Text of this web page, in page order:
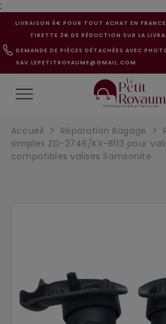
:
LIVRAISON 6€ POUR TOUT ACHAT EN
TIRETTE 3€ DE RÉDUCTION SUR LA
DEMANDE DE PIÈCES DÉTACHÉES AVEC
SAV.LEPETITROYAUME@GMAIL.COM
Accueil Réparation Bagage
simples ZD-2746/KX-B113 pour
compatibles valises Samsonite